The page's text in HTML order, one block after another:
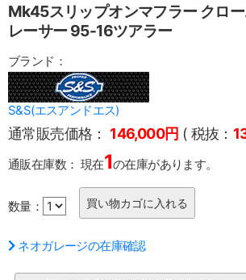
Mk45スリップオンマフラー クロ
レーサー 95-16ツアラー
ブランド：
S&S(エスアンドエス)
通常販売価格： 146,000円 ( 税抜：
通販在庫数： 現在1の在庫があります。
数量：
ネオガレージの在庫確認